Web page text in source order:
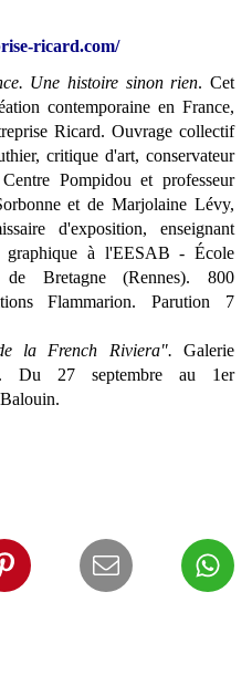
ricard.com/
Une histoire sinon rien. Cet
contemporaine en France,
Ricard. Ouvrage collectif
critique d'art, conservateur
Pompidou et professeur
et de Marjolaine Lévy,
d'exposition, enseignant
à l'EESAB - École
de Bretagne (Rennes). 800
Flammarion. Parution 7
la French Riviera". Galerie
Du 27 septembre au 1er